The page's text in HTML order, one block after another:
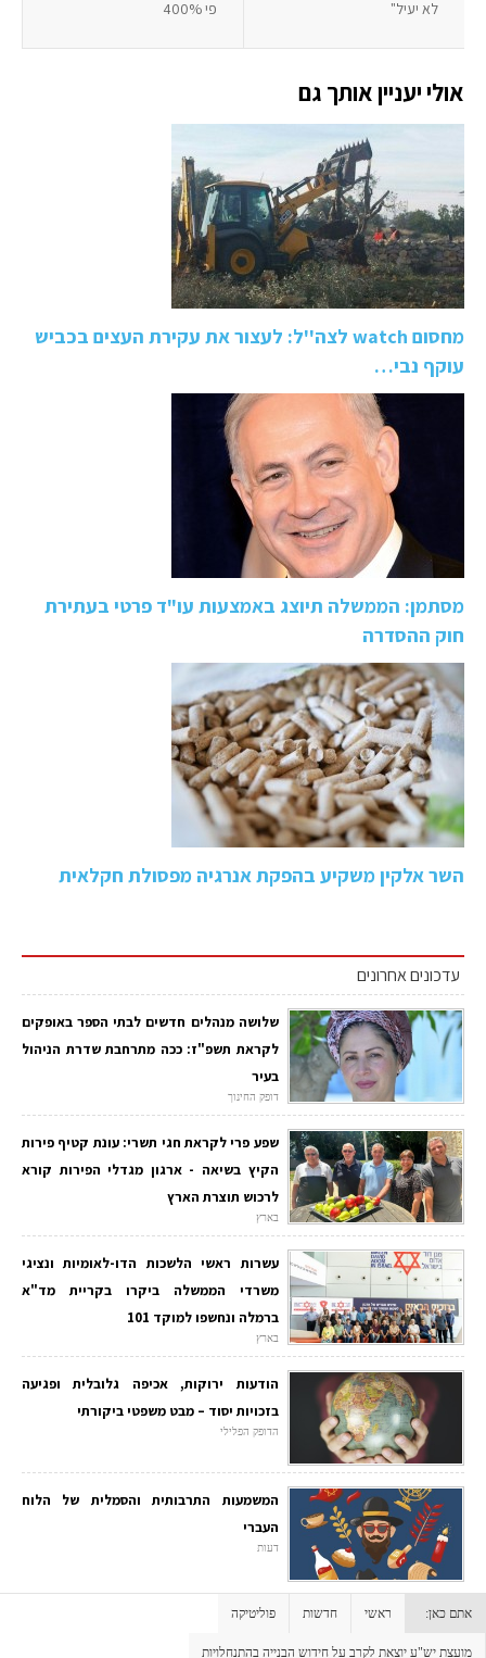
פי 400% לא יעיל"
אולי יעניין אותך גם
מחסום watch לצה''ל: לעצור את עקירת העצים בכביש
עוקף נבי…
מסתמן: הממשלה תיוצג באמצעות עו"ד פרטי בעתירת
חוק ההסדרה
השר אלקין משקיע בהפקת אנרגיה מפסולת חקלאית
עדכונים אחרונים
שלושה מנהלים חדשים לבתי הספר באופקים
לקראת תשפ"ז: ככה מתרחבת שדרת הניהול
בעיר
דופק החינוך
שפע פרי לקראת חגי תשרי: עונת קטיף פירות
הקיץ בשיאה - ארגון מגדלי הפירות קורא
לרכוש תוצרת הארץ
בארץ
עשרות ראשי הלשכות הדו-לאומיות ונציגי
משרדי הממשלה ביקרו בקריית מד"א
ברמלה ונחשפו למוקד 101
בארץ
הודעות ירוקות, אכיפה גלובלית ופגיעה
בזכויות יסוד – מבט משפטי ביקורתי
הדופק הפלילי
המשמעות התרבותית והסמלית של הלוח
העברי
דעות
אתם כאן: ראשי חדשות פוליטיקה
מועצת יש"ע יוצאת לקרב על חידוש הבנייה בהתנחלויות